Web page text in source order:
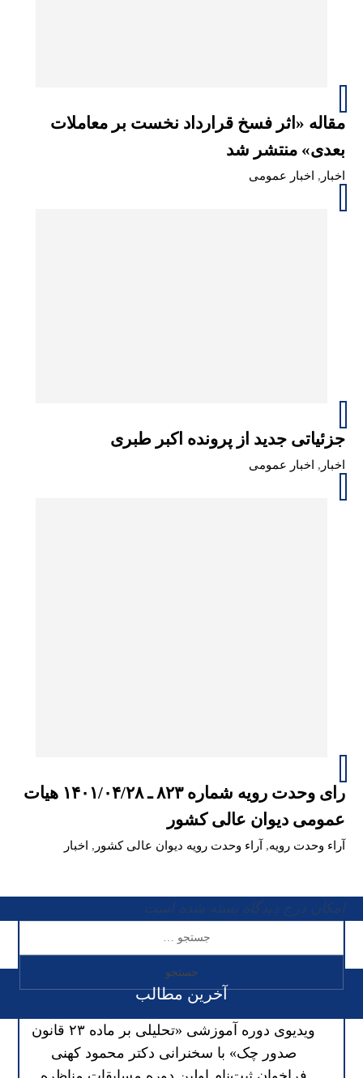
مقاله «اثر فسخ قرارداد نخست بر معاملات
بعدی» منتشر شد
اخبار , اخبار عمومی
جزئیاتی جدید از پرونده اکبر طبری
اخبار , اخبار عمومی
رای وحدت‌ رویه شماره ۸۲۳ ـ ۱۴۰۱/۰۴/۲۸ هیات‌
عمومی دیوان ‌عالی ‌کشور
آراء وحدت رویه, آراء وحدت رویه دیوان عالی کشور , اخبار
آخرین مطالب
ویدیوی دوره آموزشی «تحلیلی بر ماده ۲۳ قانون
صدور چک» با سخنرانی دکتر محمود کهنی